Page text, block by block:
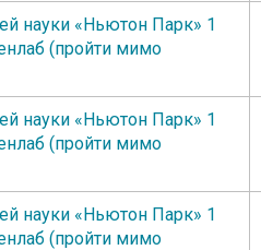
науки «Ньютон Парк» 1
(пройти мимо
науки «Ньютон Парк» 1
(пройти мимо
науки «Ньютон Парк» 1
(пройти мимо